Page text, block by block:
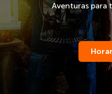
Aventuras para